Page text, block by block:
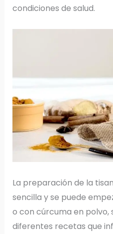
condiciones de salud.
La preparación de la
sencilla y se puede
o con cúrcuma en polvo,
diferentes recetas que